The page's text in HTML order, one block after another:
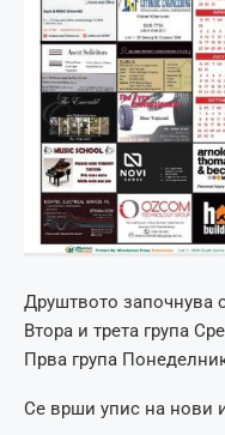
Друштвото започнува
Втора и трета група
Прва група
Се врши упис на нови